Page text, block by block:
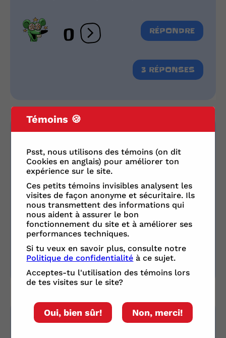
0 Ouvrir les réactions
RÉPONDRE
3 RÉPONSES
il y a 2 mois - jeudi 21 mai 2026
- 00 h 06
Oups Dobes
1 Ouvrir les réactions
Harry Potter 17
Témoins 🍪
Psst, nous utilisons des témoins (on dit
Cookies en anglais) pour améliorer ton
expérience sur le site.
Ces petits témoins invisibles analysent les
visites de façon anonyme et sécuritaire. Ils
nous transmettent des informations qui
nous aident à assurer le bon
fonctionnement du site et à améliorer ses
performances techniques.
Si tu veux en savoir plus, consulte notre
Politique de confidentialité à ce sujet.
Acceptes-tu l'utilisation des témoins lors
de tes visites sur le site?
Oui, bien sûr! Non, merci!